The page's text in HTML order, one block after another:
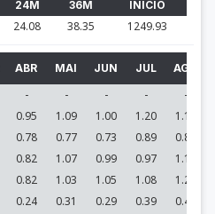
24M 36M INÍCIO
24.08 38.35 1249.93
ABR MAI JUN JUL AGO
- - - - -
0.95 1.09 1.00 1.20 1.13
0.78 0.77 0.73 0.89 0.83
0.82 1.07 0.99 0.97 1.12
0.82 1.03 1.05 1.08 1.22
0.24 0.31 0.29 0.39 0.42